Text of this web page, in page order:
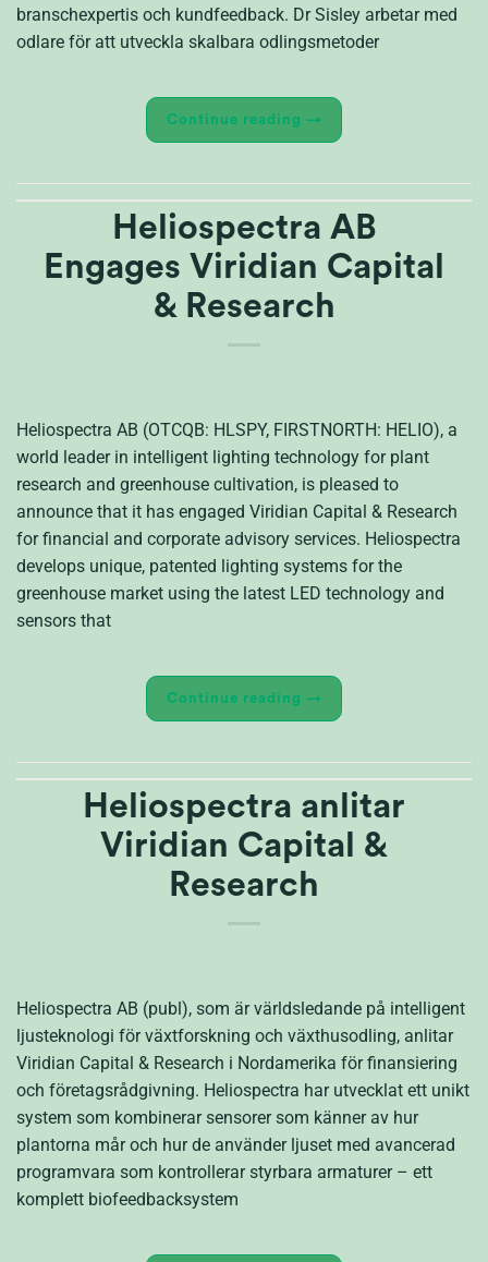
branschexpertis och kundfeedback. Dr Sisley arbetar med
odlare för att utveckla skalbara odlingsmetoder
Continue reading →
Heliospectra AB
Engages Viridian Capital
& Research
Heliospectra AB (OTCQB: HLSPY, FIRSTNORTH: HELIO), a
world leader in intelligent lighting technology for plant
research and greenhouse cultivation, is pleased to
announce that it has engaged Viridian Capital & Research
for financial and corporate advisory services. Heliospectra
develops unique, patented lighting systems for the
greenhouse market using the latest LED technology and
sensors that
Continue reading →
Heliospectra anlitar
Viridian Capital &
Research
Heliospectra AB (publ), som är världsledande på intelligent
ljusteknologi för växtforskning och växthusodling, anlitar
Viridian Capital & Research i Nordamerika för finansiering
och företagsrådgivning. Heliospectra har utvecklat ett unikt
system som kombinerar sensorer som känner av hur
plantorna mår och hur de använder ljuset med avancerad
programvara som kontrollerar styrbara armaturer – ett
komplett biofeedbacksystem